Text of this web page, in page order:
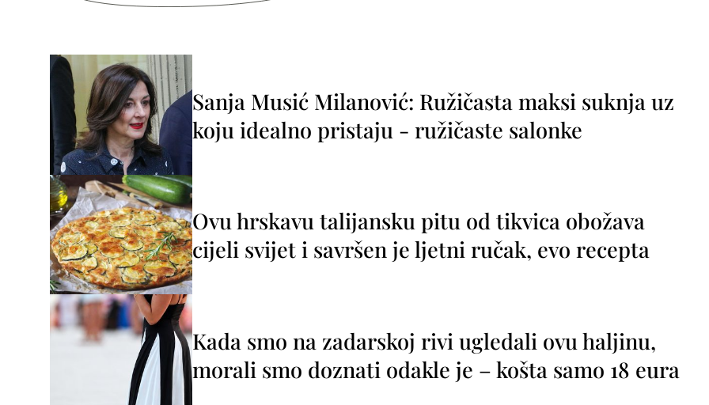
Sanja Musić Milanović: Ružičasta maksi suknja uz
koju idealno pristaju - ružičaste salonke
Ovu hrskavu talijansku pitu od tikvica obožava
cijeli svijet i savršen je ljetni ručak, evo recepta
Kada smo na zadarskoj rivi ugledali ovu haljinu,
morali smo doznati odakle je – košta samo 18 eura